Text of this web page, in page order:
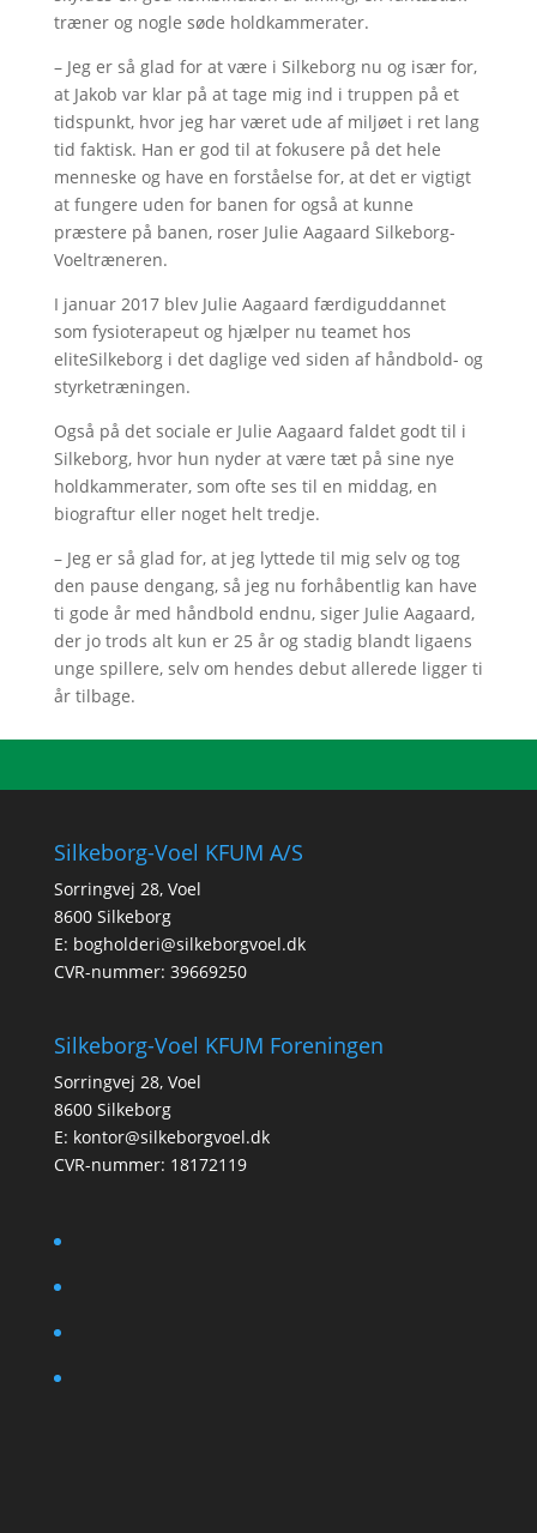
træner og nogle søde holdkammerater.
– Jeg er så glad for at være i Silkeborg nu og især for,
at Jakob var klar på at tage mig ind i truppen på et
tidspunkt, hvor jeg har været ude af miljøet i ret lang
tid faktisk. Han er god til at fokusere på det hele
menneske og have en forståelse for, at det er vigtigt
at fungere uden for banen for også at kunne
præstere på banen, roser Julie Aagaard Silkeborg-
Voeltræneren.
I januar 2017 blev Julie Aagaard færdiguddannet
som fysioterapeut og hjælper nu teamet hos
eliteSilkeborg i det daglige ved siden af håndbold- og
styrketræningen.
Også på det sociale er Julie Aagaard faldet godt til i
Silkeborg, hvor hun nyder at være tæt på sine nye
holdkammerater, som ofte ses til en middag, en
biograftur eller noget helt tredje.
– Jeg er så glad for, at jeg lyttede til mig selv og tog
den pause dengang, så jeg nu forhåbentlig kan have
ti gode år med håndbold endnu, siger Julie Aagaard,
der jo trods alt kun er 25 år og stadig blandt ligaens
unge spillere, selv om hendes debut allerede ligger ti
år tilbage.
Silkeborg-Voel KFUM A/S
Sorringvej 28, Voel
8600 Silkeborg
E: bogholderi@silkeborgvoel.dk
CVR-nummer: 39669250
Silkeborg-Voel KFUM Foreningen
Sorringvej 28, Voel
8600 Silkeborg
E: kontor@silkeborgvoel.dk
CVR-nummer: 18172119